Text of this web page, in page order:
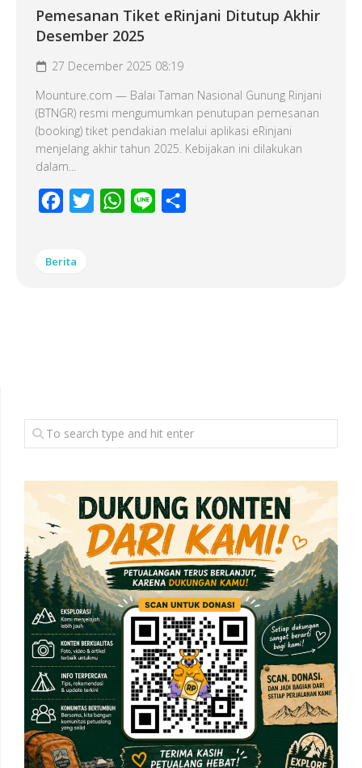
Pemesanan Tiket eRinjani Ditutup Akhir
Desember 2025
27 December 2025 08:19
Mounture.com — Balai Taman Nasional Gunung Rinjani
(BTNGR) resmi mengumumkan penutupan pemesanan
(booking) tiket pendakian melalui aplikasi eRinjani
menjelang akhir tahun 2025. Kebijakan ini dilakukan
dalam...
Facebook
Twitter WhatsApp
Line
Berita